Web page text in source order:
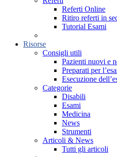
Referti Online
Ritiro referti in
Tutorial Esami
Risorse
Consigli utili
Pazienti nuovi e
Preparati per
Esecuzione
Categorie
Disabili
Esami
Medicina
News
Strumenti
Articoli & News
Tutti gli articoli